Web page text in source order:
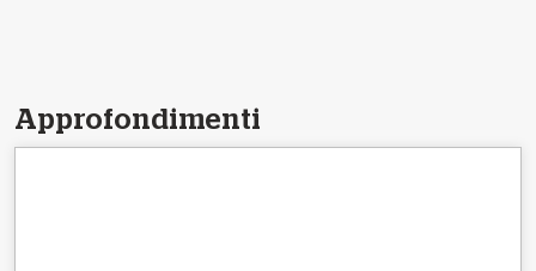
Approfondimenti